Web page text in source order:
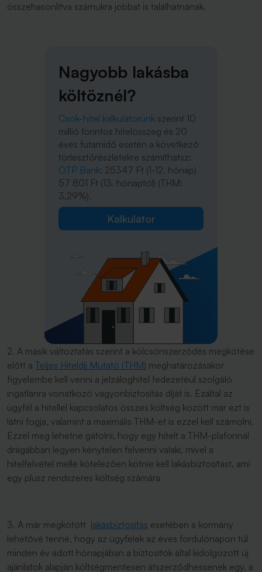
összehasonlítva számukra jobbat is találhatnának.
Nagyobb lakásba
költöznél?
Csok-hitel kalkulátorunk szerint 10
millió forintos hitelösszeg és 20
éves futamidő esetén a következő
törlesztőrészletekre számíthatsz:
OTP Bank: 25347 Ft (1-12. hónap)
57 801 Ft (13. hónaptól) (THM:
3,29%).
Kalkulátor
2. A másik változtatás szerint a kölcsönszerződés megkötése
előtt a Teljes Hiteldíj Mutató (THM) meghatározásakor
figyelembe kell venni a jelzáloghitel fedezetéül szolgáló
ingatlanra vonatkozó vagyonbiztosítás díját is. Ezáltal az
ügyfél a hitellel kapcsolatos összes költség között már ezt is
látni fogja, valamint a maximális THM-et is ezzel kell számolni.
Ezzel meg lehetne gátolni, hogy egy hitelt a THM-plafonnál
drágábban legyen kénytelen felvenni valaki, mivel a
hitelfelvétel mellé kötelezően kötnie kell lakásbiztosítást, ami
egy plusz rendszeres költség számára
3. A már megkötött lakásbiztosítás esetében a kormány
lehetővé tenné, hogy az ügyfelek az éves fordulónapon túl
minden év adott hónapjában a biztosítók által kidolgozott új
ajánlatok alapján költségmentesen átszerződhessenek egy, a